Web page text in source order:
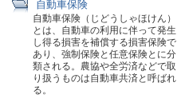
自動車保険
自動車保険（じどうしゃほけん）
とは、自動車の利用に伴って発生
し得る損害を補償する損害保険で
あり、強制保険と任意保険とに分
類される。農協や全労済などで取
り扱うものは自動車共済と呼ばれ
る。